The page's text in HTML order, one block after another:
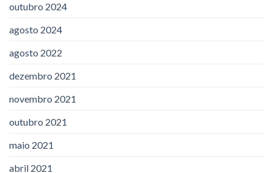
outubro 2024
agosto 2024
agosto 2022
dezembro 2021
novembro 2021
outubro 2021
maio 2021
abril 2021